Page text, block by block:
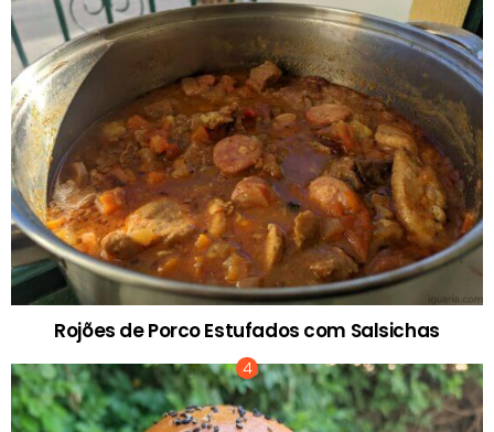
Rojões de Porco Estufados com Salsichas